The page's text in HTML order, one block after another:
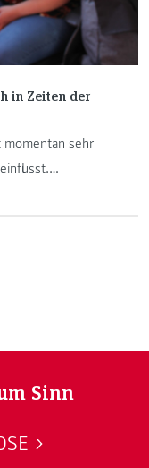
in Zeiten der
sehr
Sinn